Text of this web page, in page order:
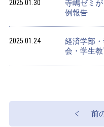
2025.01.30
寺嶋ゼミ
例報告
2025.01.24
経済学部
会・学生
前